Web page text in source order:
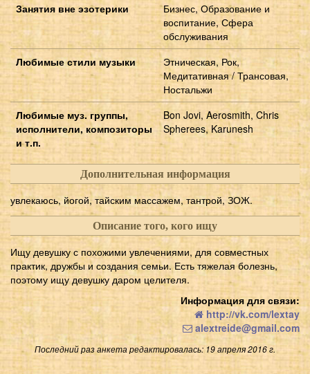
Занятия вне эзотерики
Бизнес, Образование и
воспитание, Сфера
обслуживания
Любимые стили музыки
Этническая, Рок,
Медитативная / Трансовая,
Ностальжи
Любимые муз. группы,
исполнители, композиторы
и т.п.
Bon Jovi, Aerosmith, Chris
Spherees, Karunesh
Дополнительная информация
увлекаюсь, йогой, тайским массажем, тантрой, ЗОЖ.
Описание того, кого ищу
Ищу девушку с похожими увлечениями, для совместных
практик, дружбы и создания семьи. Есть тяжелая болезнь,
поэтому ищу девушку даром целителя.
Информация для связи:
http://vk.com/lextay
alextreide@gmail.com
Последний раз анкета редактировалась: 19 апреля 2016 г.